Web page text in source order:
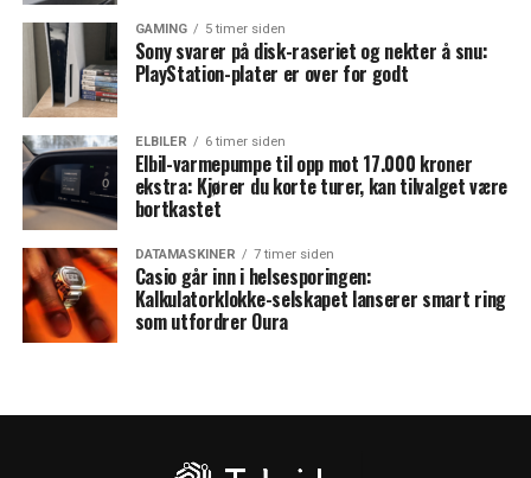
GAMING 5 timer siden
Sony svarer på disk-raseriet og nekter å snu:
PlayStation-plater er over for godt
ELBILER 6 timer siden
Elbil-varmepumpe til opp mot 17.000 kroner
ekstra: Kjører du korte turer, kan tilvalget være
bortkastet
DATAMASKINER 7 timer siden
Casio går inn i helsesporingen:
Kalkulatorklokke-selskapet lanserer smart ring
som utfordrer Oura